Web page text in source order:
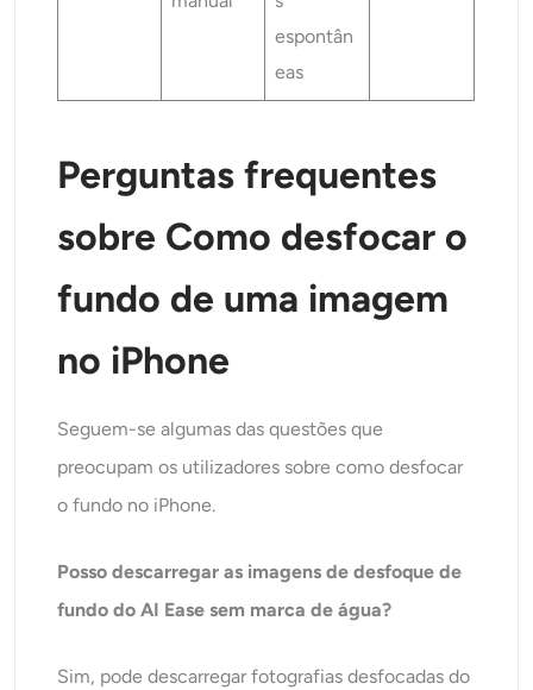
espontân
eas
Perguntas frequentes
sobre Como desfocar o
fundo de uma imagem
no iPhone
Seguem-se algumas das questões que
preocupam os utilizadores sobre como desfocar
o fundo no iPhone.
Posso descarregar as imagens de desfoque de
fundo do AI Ease sem marca de água?
Sim, pode descarregar fotografias desfocadas do